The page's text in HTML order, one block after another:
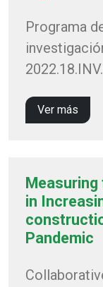
Programa
Ver más
in
Pandemic